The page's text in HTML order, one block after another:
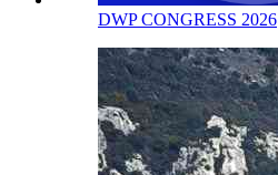
DWP CONGRESS 2026